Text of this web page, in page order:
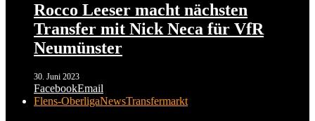
Rocco Leeser macht nächsten
Transfer mit Nick Neca für VfR
Neumünster
30. Juni 2023
FacebookEmail
Flens-OberligaNewsTransfermarkt